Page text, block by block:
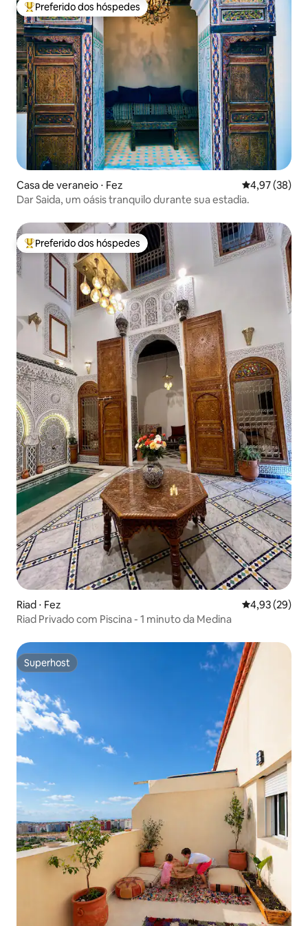
Entre os melhores preferidos dos hóspedes
Preferido dos hóspedes
Casa de veraneio ⋅ Fez 4,97 de uma
4,97 (38)
Dar Saida, um oásis tranquilo durante sua estadia.
Entre os melhores preferidos dos hóspedes
Preferido dos hóspedes
Riad ⋅ Fez 4,93 de uma
4,93 (29)
Riad Privado com Piscina - 1 minuto da Medina
Superhost
Superhost